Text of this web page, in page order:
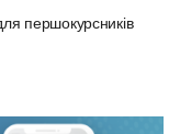
першокурсників